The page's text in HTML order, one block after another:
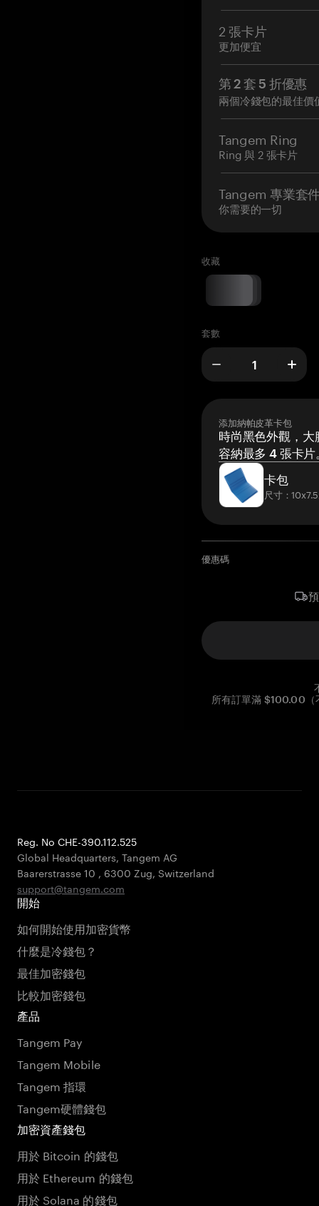
2 張卡片
更加便宜
第 2 套 5 折優惠
兩個冷錢包的最佳價
Tangem Ring
Ring 與 2 張卡片
Tangem 專業套
你需要的一切
收藏
套數
添加納帕皮革卡包
時尚黑色外觀，大
容納最多 4 張卡片
卡包
尺寸：
優惠碼
所有訂單滿 $100.00（
Reg. No CHE-390.112.525
Global Headquarters, Tangem AG
Baarerstrasse 10 , 6300 Zug, Switzerland
support@tangem.com
開始
如何開始使用加密貨幣
什麼是冷錢包？
最佳加密錢包
比較加密錢包
產品
Tangem Pay
Tangem Mobile
Tangem 指環
Tangem硬體錢包
加密資產錢包
用於 Bitcoin 的錢包
用於 Ethereum 的錢包
用於 Solana 的錢包